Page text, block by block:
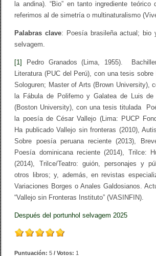
la andina). “Bio” en tanto ingrediente teórico
referimos al de simetría o multinaturalismo
Palabras clave: Poesía brasileña actual; bio
selvagem.
[1]
Pedro Granados (Lima, 1955).
Literatura (PUC del Perú), con una tesis
Sologuren; Master of Arts (Brown University),
la Fábula de Polifemo y Galatea de Luis
(Boston University), con una tesis titulada
la poesía de César Vallejo (Lima: PUCP
Ha publicado Vallejo sin fronteras (2010),
Sobre poesía peruana reciente (2013),
Poesía dominicana reciente (2014), Trilce:
(2014), Trilce/Teatro: guión, personajes y
otros libros; y, además, en revistas
Variaciones Borges o Anales Galdosianos.
“Vallejo sin Fronteras Instituto” (VASINFIN).
Después del portunhol selvagem 2025
Puntuación:5 / Votos: 1